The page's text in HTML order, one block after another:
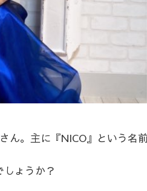
さん。主に『NICO』という名
ょうか？